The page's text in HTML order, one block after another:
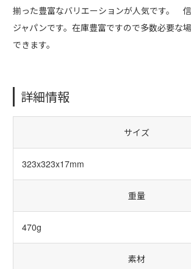
揃った豊富なバリエーションが人気です。
ジャパンです。在庫豊富ですので多数必要な
できます。
詳細情報
サイズ
323x323x17mm
重量
470g
素材